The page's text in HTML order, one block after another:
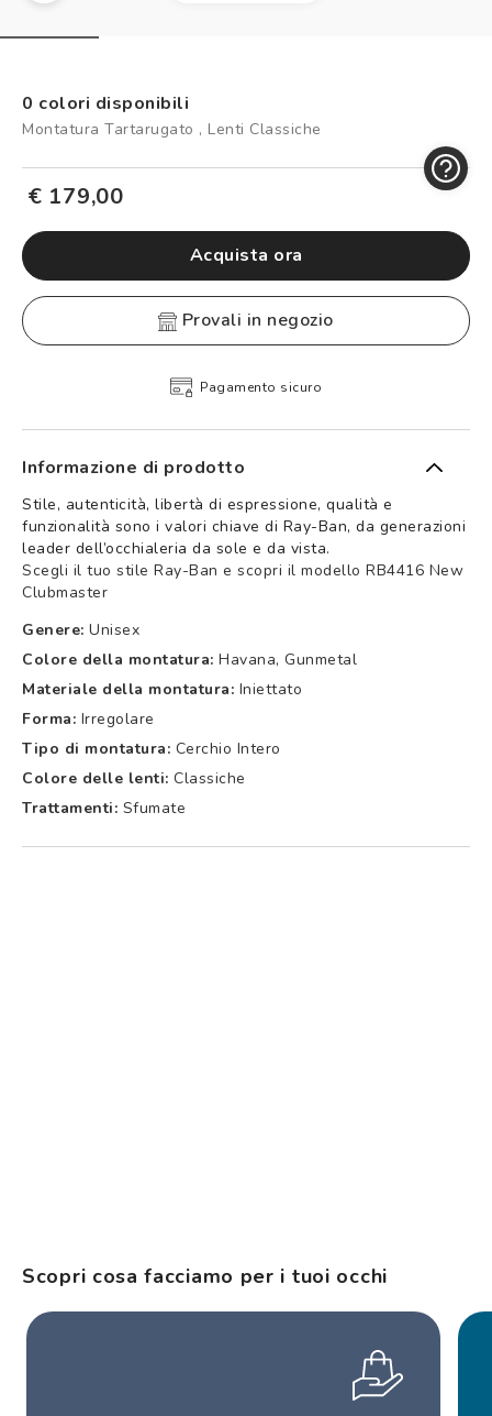
Controllo visivo
Logout
0 colori disponibili
Montatura Tartarugato , Lenti Classiche
€ 179,00
Acquista ora
provali in negozio
Pagamento sicuro
Informazione di prodotto
Stile, autenticità, libertà di espressione, qualità e
funzionalità sono i valori chiave di Ray-Ban, da generazioni
leader dell’occhialeria da sole e da vista.
Scegli il tuo stile Ray-Ban e scopri il modello RB4416 New
Clubmaster
Genere: Unisex
Colore della montatura: Havana, Gunmetal
Materiale della montatura: Iniettato
Forma: Irregolare
Tipo di montatura: Cerchio Intero
Colore delle lenti: Classiche
Trattamenti: Sfumate
Scopri cosa facciamo per i tuoi occhi